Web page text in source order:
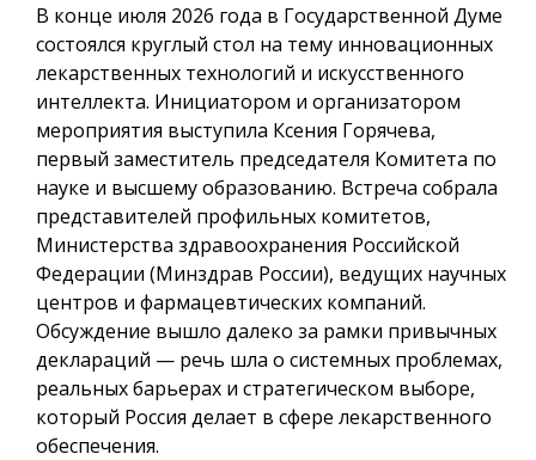
В конце июля 2026 года в Государственной Думе
состоялся круглый стол на тему инновационных
лекарственных технологий и искусственного
интеллекта. Инициатором и организатором
мероприятия выступила Ксения Горячева,
первый заместитель председателя Комитета по
науке и высшему образованию. Встреча собрала
представителей профильных комитетов,
Министерства здравоохранения Российской
Федерации (Минздрав России), ведущих научных
центров и фармацевтических компаний.
Обсуждение вышло далеко за рамки привычных
деклараций — речь шла о системных проблемах,
реальных барьерах и стратегическом выборе,
который Россия делает в сфере лекарственного
обеспечения.